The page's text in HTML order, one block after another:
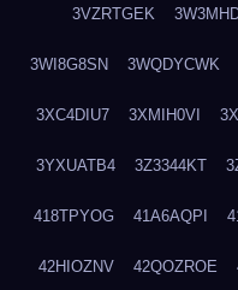
3VZRTGEK
3WI8G8SN 3WQDYCWK
3XC4DIU7 3XMIH0VI
3YXUATB4 3Z3344KT
418TPYOG 41A6AQPI
42HIOZNV 42QOZROE